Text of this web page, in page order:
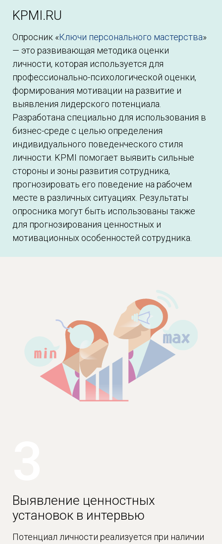
KPMI.RU
Опросник «Ключи персонального мастерства»
— это развивающая методика оценки
личности, которая используется для
профессионально-психологической оценки,
формирования мотивации на развитие и
выявления лидерского потенциала.
Разработана специально для использования в
бизнес-среде с целью определения
индивидуального поведенческого стиля
личности. KPMI помогает выявить сильные
стороны и зоны развития сотрудника,
прогнозировать его поведение на рабочем
месте в различных ситуациях. Результаты
опросника могут быть использованы также
для прогнозирования ценностных и
мотивационных особенностей сотрудника.
Выявление ценностных
установок в интервью
Потенциал личности реализуется при наличии